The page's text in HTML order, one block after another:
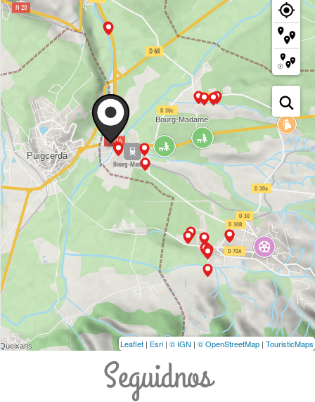
Leaflet | Esri | © IGN | © OpenStreetMap | TouristicMaps
Seguidnos